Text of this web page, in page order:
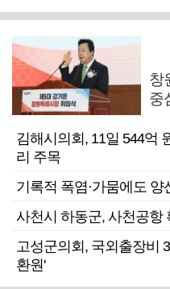
창
중
김해시의회, 11일 544억
리 주목
기록적 폭염·가뭄에도 양
사천시 하동군, 사천공항
고성군의회, 국외출장비
환원'